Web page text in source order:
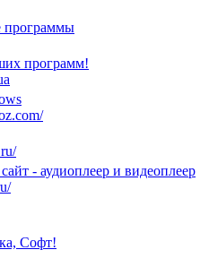
программы
программ!
- аудиоплеер и видеоплеер
Софт!